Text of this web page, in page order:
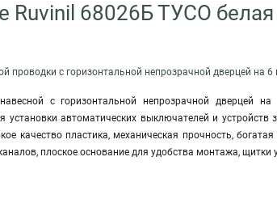
Ruvinil 68026Б ТУСО
проводки с горизонтальной непрозрачной дверцей на
с горизонтальной непрозрачной дверцей
установки автоматических выключателей и
качество пластика, механическая прочность,
плоское основание для удобства монтажа,